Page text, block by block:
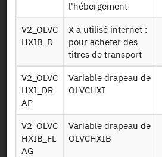
l'hébergement
V2_OLVC
HXIB_D
X a utilisé internet :
pour acheter des
titres de transport
V2_OLVC
HXI_DR
AP
Variable drapeau de
OLVCHXI
V2_OLVC
HXIB_FL
AG
Variable drapeau de
OLVCHXIB
Newsletter
Presse et
Marchés
Protection des
personnelles